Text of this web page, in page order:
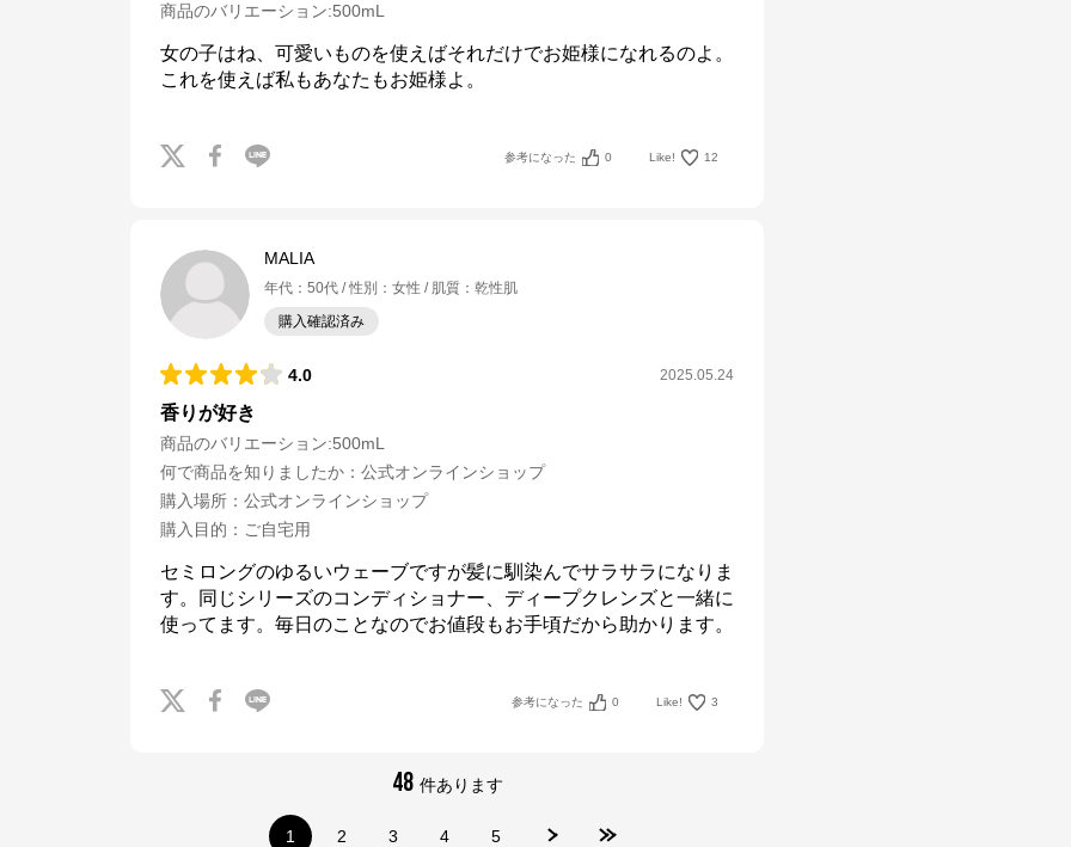
商品のバリエーション:500mL
女の子はね、可愛いものを使えばそれだけでお姫様になれるのよ。
これを使えば私もあなたもお姫様よ。
参考になった 0 Like! 12
MALIA
年代 ： 50代 性別 ： 女性 肌質 ： 乾性肌
購入確認済み
4.0 2025.05.24
香りが好き
商品のバリエーション:500mL
何で商品を知りましたか ： 公式オンラインショップ
購入場所 ： 公式オンラインショップ
購入目的 ： ご自宅用
セミロングのゆるいウェーブですが髪に馴染んでサラサラになりま
す。同じシリーズのコンディショナー、ディープクレンズと一緒に
使ってます。毎日のことなのでお値段もお手頃だから助かります。
参考になった 0 Like! 3
48 件あります
1 2 3 4 5
公式ECサイト